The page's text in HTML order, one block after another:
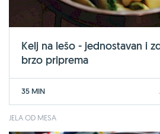
Kelj na lešo - jednostavan i
brzo priprema
35 MIN
JELA OD MESA